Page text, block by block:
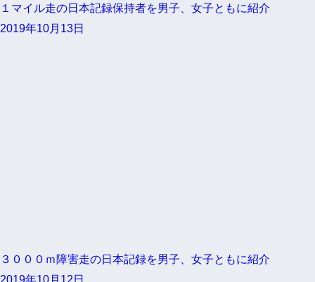
１マイル走の日本記録保持者を男子、女子ともに紹介
2019年10月13日
３０００ｍ障害走の日本記録を男子、女子ともに紹介